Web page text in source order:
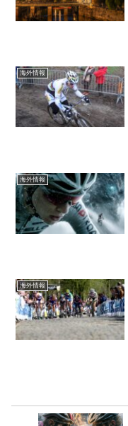
海外情報
海外情報
海外情報